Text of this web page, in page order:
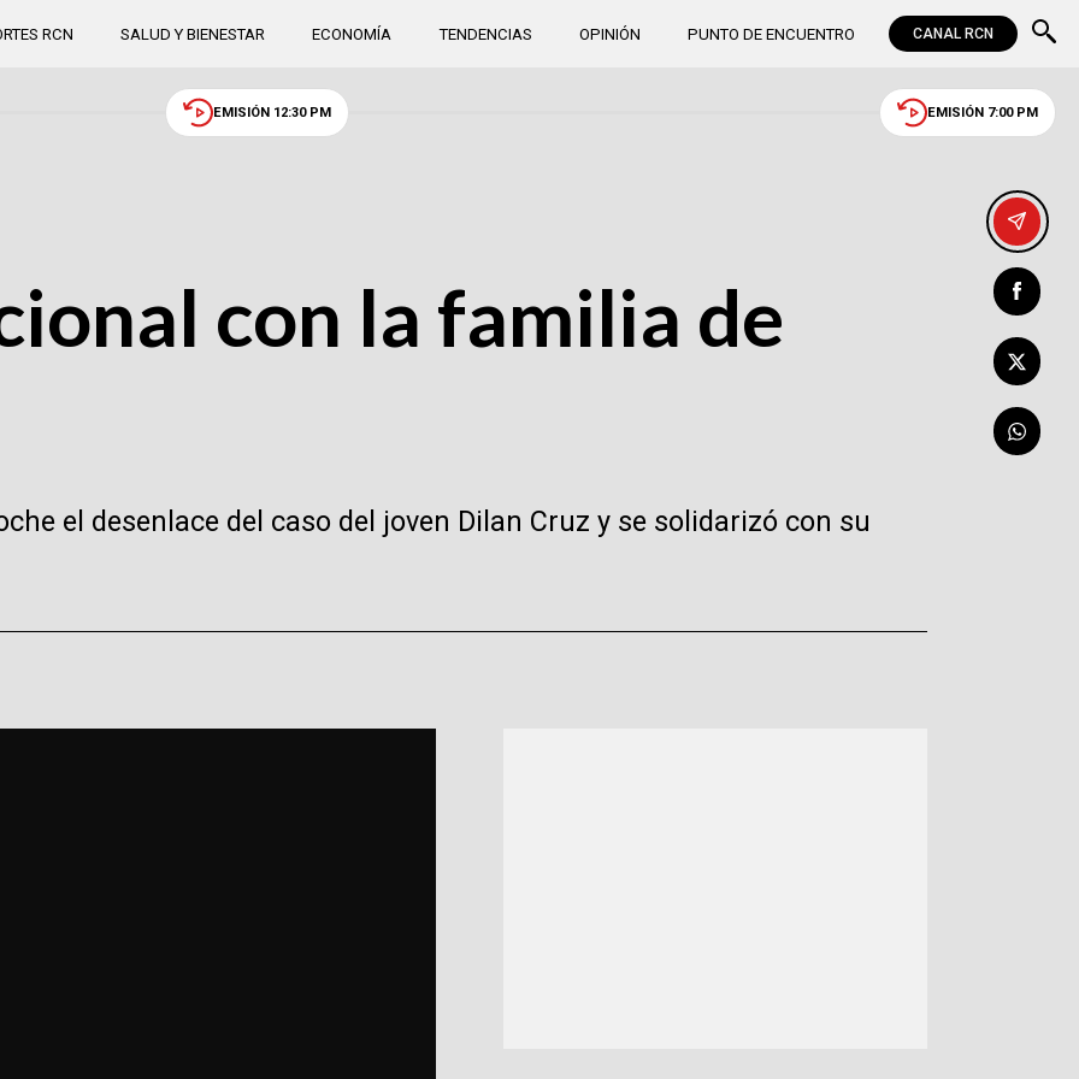
RCN SALUD Y BIENESTAR ECONOMÍA TENDENCIAS OPINIÓN PUNTO DE ENCUENTRO CANAL RCN
EMISIÓN 12:30 PM EMISIÓN 7:00 PM
con la familia de
el desenlace del caso del joven Dilan Cruz y se solidarizó con su